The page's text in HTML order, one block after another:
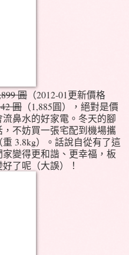
圓 （2012-01更新價格
圓 （1,885圓），絕對是價
鼻水的好家電。冬天的腳
不妨買一張宅配到機場攜
3.8kg）。話說自從有了這
變得更和諧、更幸福，板
了呢（大誤）！